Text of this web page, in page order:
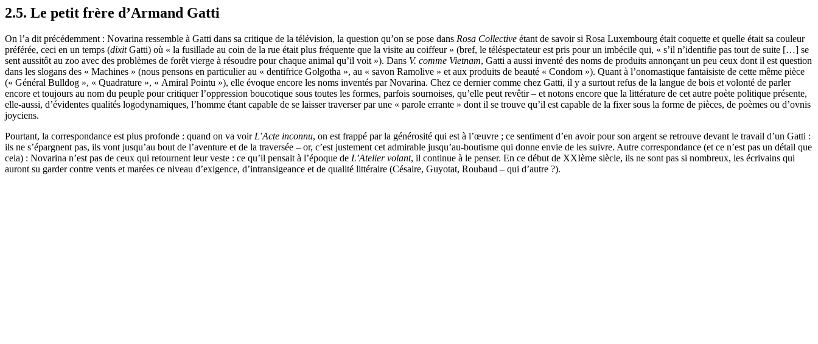
2.5. Le petit frère d’Armand Gatti
On l’a dit précédemment : Novarina ressemble à Gatti dans sa critique de la télévision, la question qu’on se pose dans Rosa Collective étant de savoir si Rosa Luxembourg était coquette et quelle était sa couleur
préférée, ceci en un temps (dixitGatti) où « la fusillade au coin de la rue était plus fréquente que la visite au coiffeur » (bref, le téléspectateur est pris pour un imbécile qui, « s’il n’identifie pas tout de suite […] se
sent aussitôt au zoo avec des problèmes de forêt vierge à résoudre pour chaque animal qu’il voit »). Dans V. comme Vietnam, Gatti a aussi inventé des noms de produits annonçant un peu ceux dont il est question
dans les slogans des « Machines » (nous pensons en particulier au « dentifrice Golgotha », au « savon Ramolive » et aux produits de beauté « Condom »). Quant à l’onomastique fantaisiste de cette même pièce
(« Général Bulldog », « Quadrature », « Amiral Pointu »), elle évoque encore les noms inventés par Novarina. Chez ce dernier comme chez Gatti, il y a surtout refus de la langue de bois et volonté de parler
encore et toujours au nom du peuple pour critiquer l’oppression boucotique sous toutes les formes, parfois sournoises, qu’elle peut revêtir – et notons encore que la littérature de cet autre poète politique présente,
elle-aussi, d’évidentes qualités logodynamiques, l’homme étant capable de se laisser traverser par une « parole errante » dont il se trouve qu’il est capable de la fixer sous la forme de pièces, de poèmes ou d’ovnis
joyciens.
Pourtant, la correspondance est plus profonde : quand on va voir L’Acte inconnu, on est frappé par la générosité qui est à l’œuvre ; ce sentiment d’en avoir pour son argent se retrouve devant le travail d’un Gatti :
ils ne s’épargnent pas, ils vont jusqu’au bout de l’aventure et de la traversée – or, c’est justement cet admirable jusqu’au-boutisme qui donne envie de les suivre. Autre correspondance (et ce n’est pas un détail que
cela) : Novarina n’est pas de ceux qui retournent leur veste : ce qu’il pensait à l’époque de L’Atelier volant, il continue à le penser. En ce début de XXIème siècle, ils ne sont pas si nombreux, les écrivains qui
auront su garder contre vents et marées ce niveau d’exigence, d’intransigeance et de qualité littéraire (Césaire, Guyotat, Roubaud – qui d’autre ?).